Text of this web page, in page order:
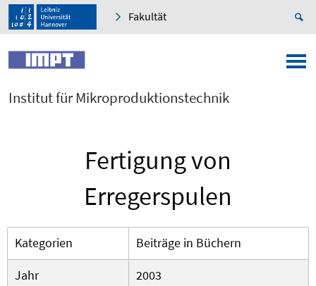
Fakultät
Institut für Mikroproduktionstechnik
Fertigung von
Erregerspulen
Kategorien
Beiträge in Büchern
Jahr
2003